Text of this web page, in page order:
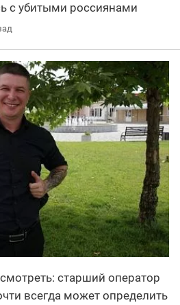
с убитыми россиянами
старший оператор
всегда может определить